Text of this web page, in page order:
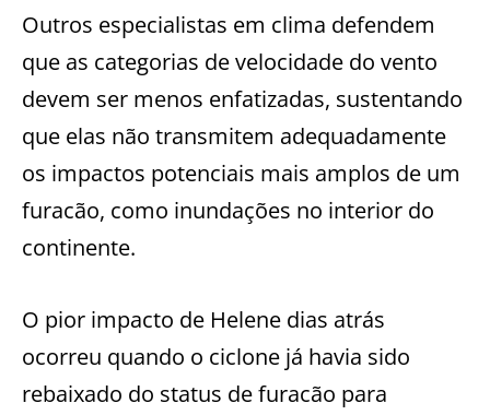
Outros especialistas em clima defendem
que as categorias de velocidade do vento
devem ser menos enfatizadas, sustentando
que elas não transmitem adequadamente
os impactos potenciais mais amplos de um
furacão, como inundações no interior do
continente.
O pior impacto de Helene dias atrás
ocorreu quando o ciclone já havia sido
rebaixado do status de furacão para